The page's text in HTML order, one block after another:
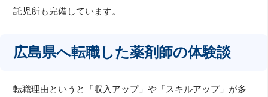
託児所も完備しています。
広島県へ転職した薬剤師の体験談
転職理由というと「収入アップ」や「スキルアップ」が多